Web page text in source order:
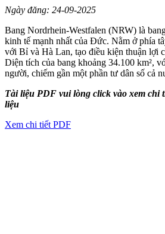
Ngày đăng: 24-09-2025
Bang Nordrhein-Westfalen (NRW) là
kinh tế mạnh nhất của Đức. Nằm ở phía
với Bỉ và Hà Lan, tạo điều kiện thuận lợi
Diện tích của bang khoảng 34.100 km²,
người, chiếm gần một phần tư dân số cả
Tài liệu PDF vui lòng click vào xem chi
liệu
Xem chi tiết PDF